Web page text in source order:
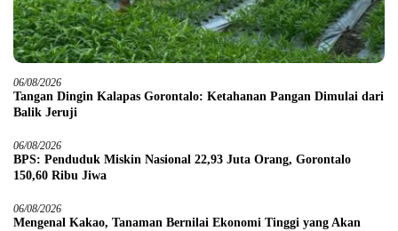
06/08/2026
Tangan Dingin Kalapas Gorontalo: Ketahanan Pangan Dimulai dari
Balik Jeruji
06/08/2026
BPS: Penduduk Miskin Nasional 22,93 Juta Orang, Gorontalo
150,60 Ribu Jiwa
06/08/2026
Mengenal Kakao, Tanaman Bernilai Ekonomi Tinggi yang Akan